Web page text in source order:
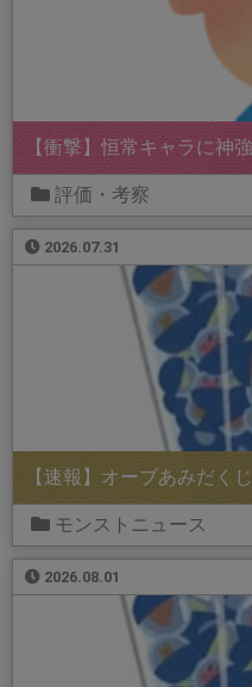
【衝撃】恒常キャラに神
評価・考察
2026.07.31
【速報】オーブあみだく
モンストニュース
2026.08.01